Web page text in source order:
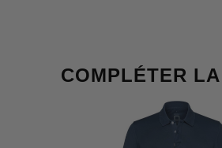
Ignorer la galerie de produits
COMPLÉTER